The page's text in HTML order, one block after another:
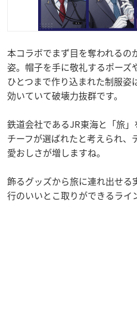
本コラボでまず目を奪われるの
姿。帽子を手に敬礼するポーズ
ひとつまで作り込まれた制服
効いていて破壊力抜群です。
鉄道会社であるJR東海と「旅
チーフが選ばれたと考えられ
愛おしさが増しますね。
飾るグッズから旅に連れ出せる
行のいいとこ取りができるライ